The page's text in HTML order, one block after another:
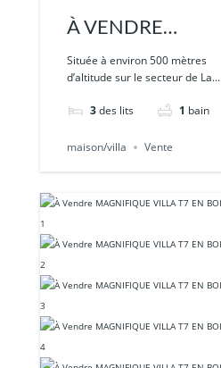
À VENDRE
Maison créole
avec vue mer La
Possession
Située à environ 500 mètres
d’altitude sur le secteur de La...
3des lits 1 bain
maison/villa Vente